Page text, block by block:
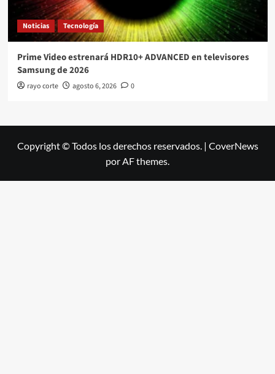
Noticias Tecnología
Prime Video estrenará HDR10+ ADVANCED en televisores
Samsung de 2026
rayo corte agosto 6, 2026 0
Copyright © Todos los derechos reservados. | CoverNews
por AF themes.